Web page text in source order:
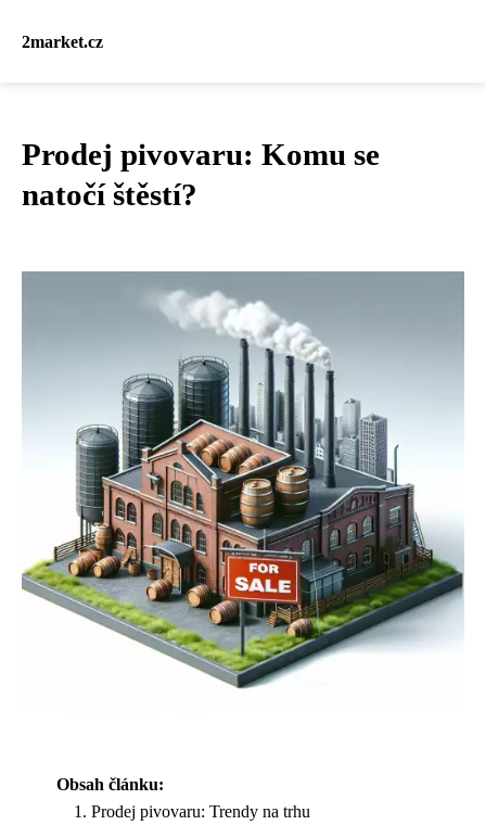
2market.cz
Prodej pivovaru: Komu se
natočí štěstí?
Obsah článku:
Prodej pivovaru: Trendy na trhu